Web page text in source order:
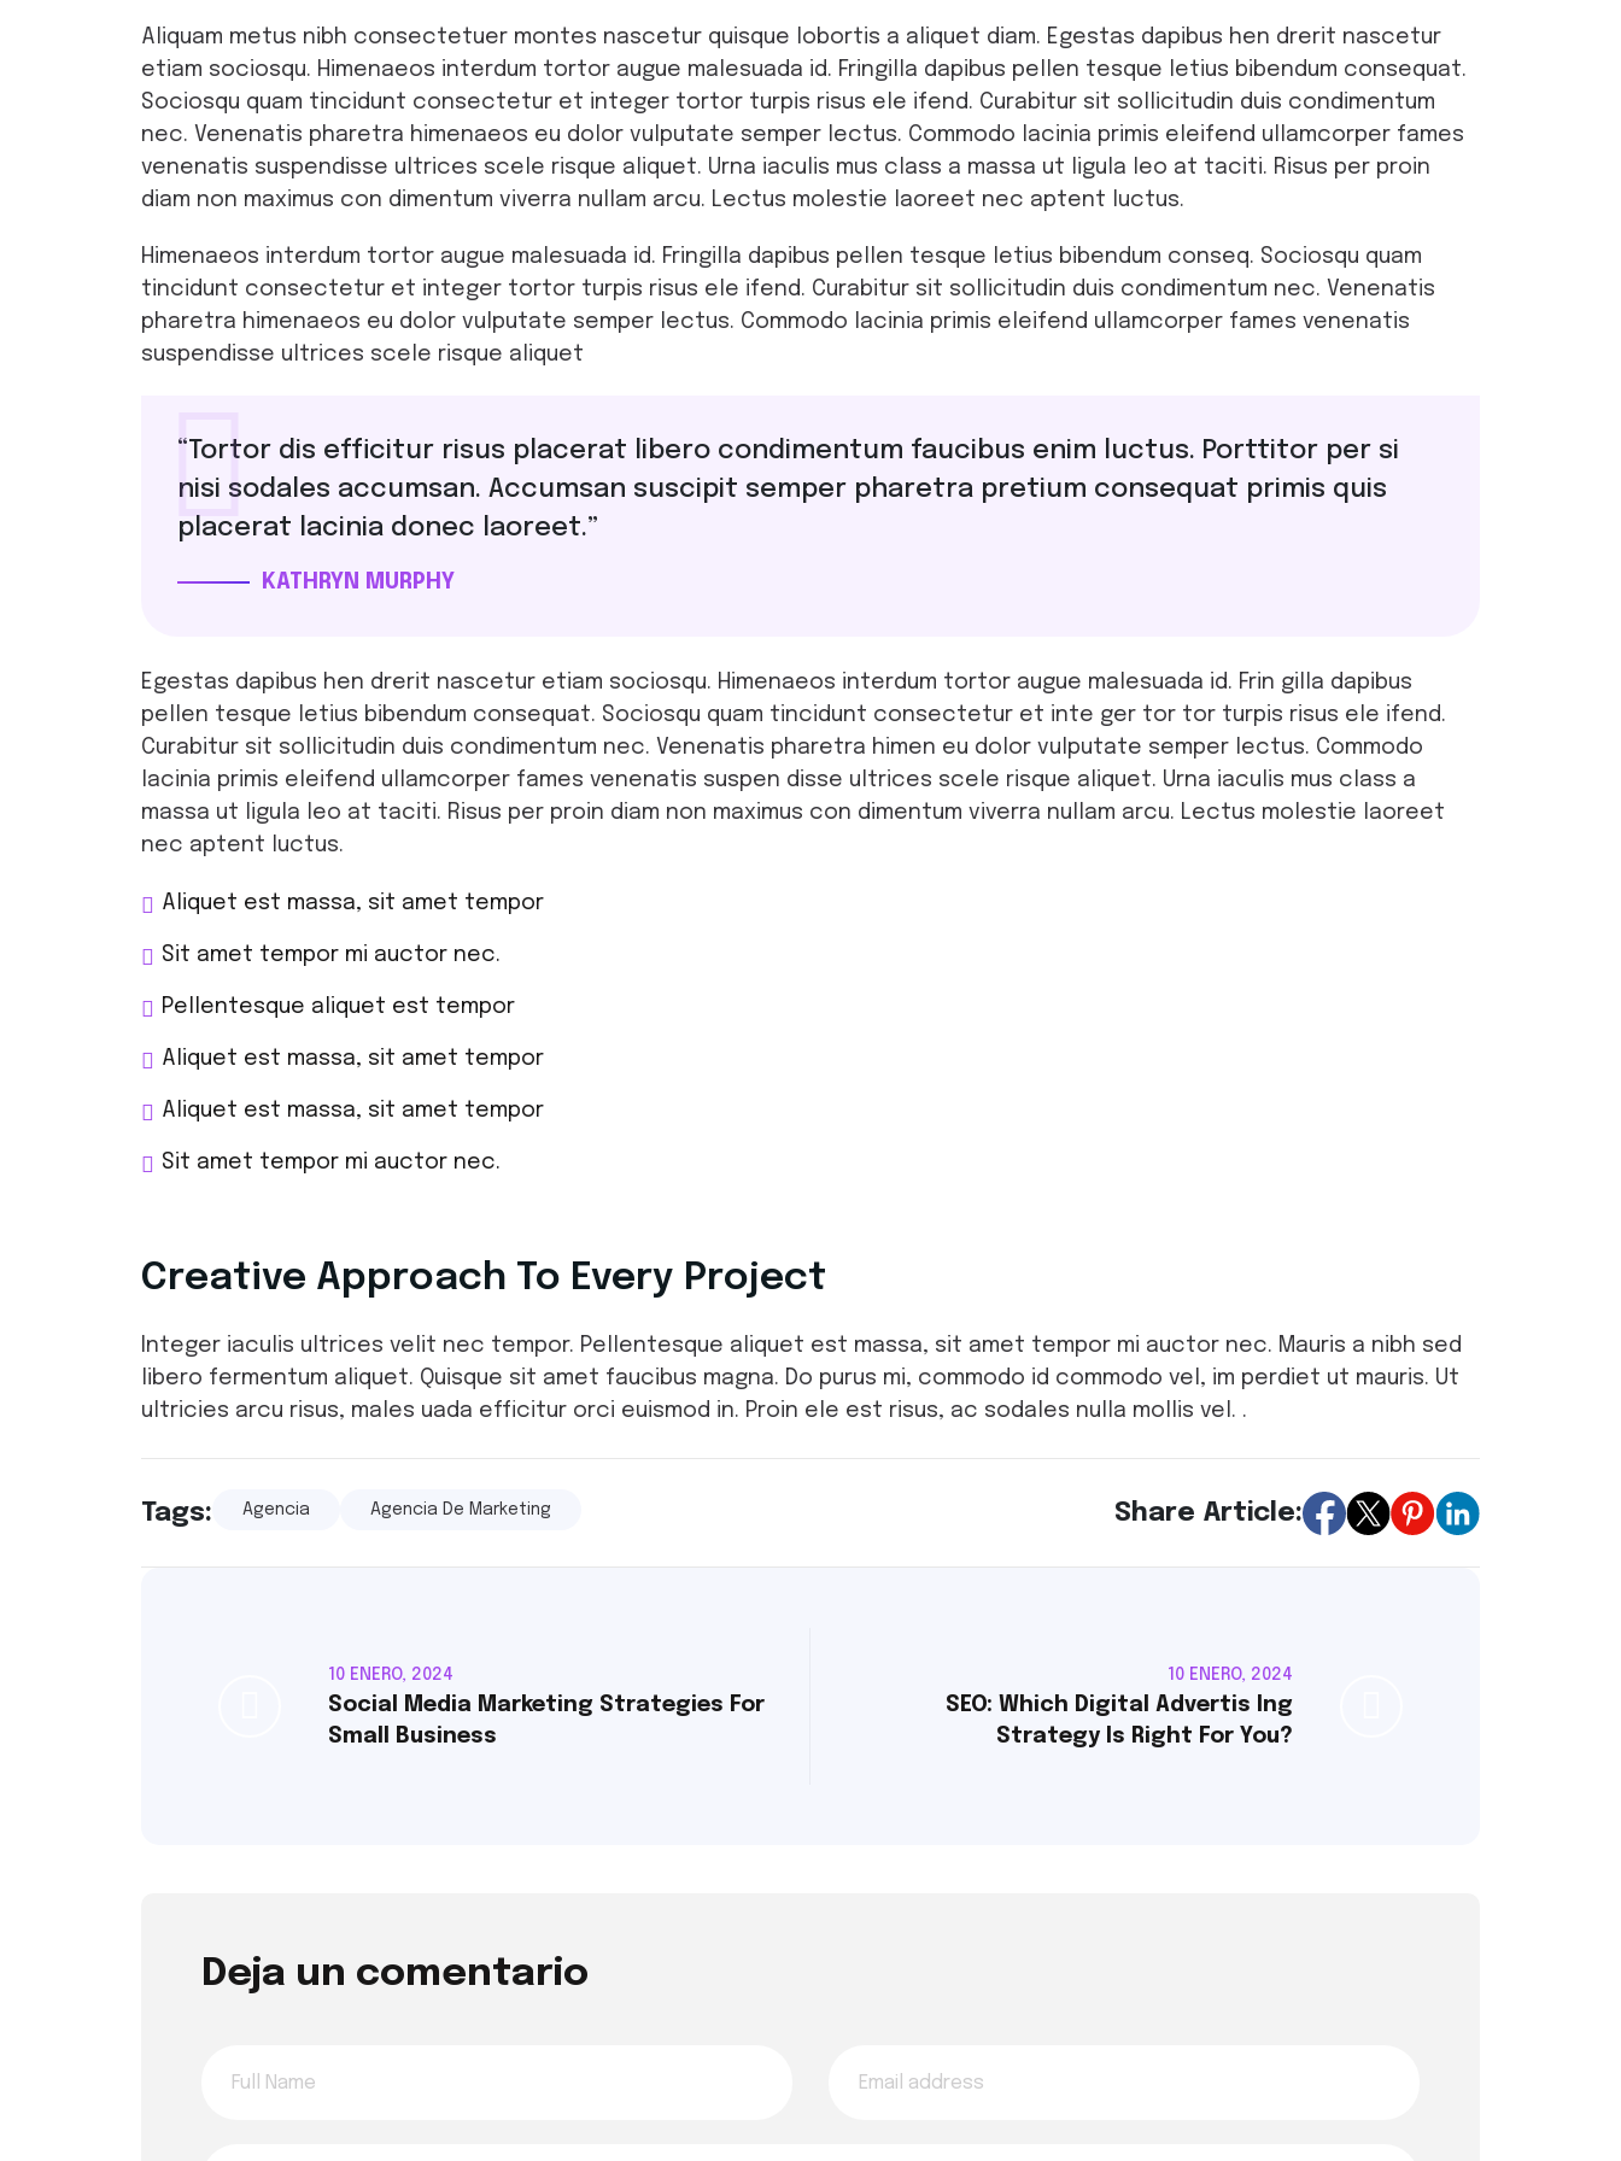
Aliquam metus nibh consectetuer montes nascetur quisque lobortis a aliquet diam. Egestas dapibus hen drerit nascetur
etiam sociosqu. Himenaeos interdum tortor augue malesuada id. Fringilla dapibus pellen tesque letius bibendum consequat.
Sociosqu quam tincidunt consectetur et integer tortor turpis risus ele ifend. Curabitur sit sollicitudin duis condimentum
nec. Venenatis pharetra himenaeos eu dolor vulputate semper lectus. Commodo lacinia primis eleifend ullamcorper fames
venenatis suspendisse ultrices scele risque aliquet. Urna iaculis mus class a massa ut ligula leo at taciti. Risus per proin
diam non maximus con dimentum viverra nullam arcu. Lectus molestie laoreet nec aptent luctus.
Himenaeos interdum tortor augue malesuada id. Fringilla dapibus pellen tesque letius bibendum conseq. Sociosqu quam
tincidunt consectetur et integer tortor turpis risus ele ifend. Curabitur sit sollicitudin duis condimentum nec. Venenatis
pharetra himenaeos eu dolor vulputate semper lectus. Commodo lacinia primis eleifend ullamcorper fames venenatis
suspendisse ultrices scele risque aliquet
“Tortor dis efficitur risus placerat libero condimentum faucibus enim luctus. Porttitor per si
nisi sodales accumsan. Accumsan suscipit semper pharetra pretium consequat primis quis
placerat lacinia donec laoreet.”
KATHRYN MURPHY
Egestas dapibus hen drerit nascetur etiam sociosqu. Himenaeos interdum tortor augue malesuada id. Frin gilla dapibus
pellen tesque letius bibendum consequat. Sociosqu quam tincidunt consectetur et inte ger tor tor turpis risus ele ifend.
Curabitur sit sollicitudin duis condimentum nec. Venenatis pharetra himen eu dolor vulputate semper lectus. Commodo
lacinia primis eleifend ullamcorper fames venenatis suspen disse ultrices scele risque aliquet. Urna iaculis mus class a
massa ut ligula leo at taciti. Risus per proin diam non maximus con dimentum viverra nullam arcu. Lectus molestie laoreet
nec aptent luctus.
Aliquet est massa, sit amet tempor
Sit amet tempor mi auctor nec.
Pellentesque aliquet est tempor
Aliquet est massa, sit amet tempor
Aliquet est massa, sit amet tempor
Sit amet tempor mi auctor nec.
Creative Approach To Every Project
Integer iaculis ultrices velit nec tempor. Pellentesque aliquet est massa, sit amet tempor mi auctor nec. Mauris a nibh sed
libero fermentum aliquet. Quisque sit amet faucibus magna. Do purus mi, commodo id commodo vel, im perdiet ut mauris. Ut
ultricies arcu risus, males uada efficitur orci euismod in. Proin ele est risus, ac sodales nulla mollis vel. .
Tags: Agencia Agencia De Marketing Share Article:
10 ENERO, 2024
Social Media Marketing Strategies For
Small Business
10 ENERO, 2024
SEO: Which Digital Advertis Ing
Strategy Is Right For You?
Deja un comentario